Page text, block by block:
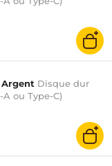
Argent Disque dur
A ou Type-C)